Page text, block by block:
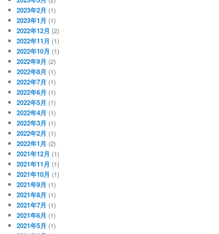
2023年2月 (1)
2023年1月 (1)
2022年12月 (2)
2022年11月 (1)
2022年10月 (1)
2022年9月 (2)
2022年8月 (1)
2022年7月 (1)
2022年6月 (1)
2022年5月 (1)
2022年4月 (1)
2022年3月 (1)
2022年2月 (1)
2022年1月 (2)
2021年12月 (1)
2021年11月 (1)
2021年10月 (1)
2021年9月 (1)
2021年8月 (1)
2021年7月 (1)
2021年6月 (1)
2021年5月 (1)